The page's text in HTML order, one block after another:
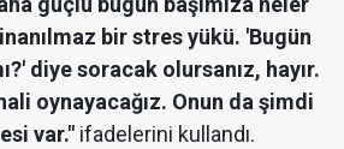
bir stres yükü. 'Bugün
diye soracak olursanız, hayır.
oynayacağız. Onun da şimdi
var." ifadelerini kullandı.